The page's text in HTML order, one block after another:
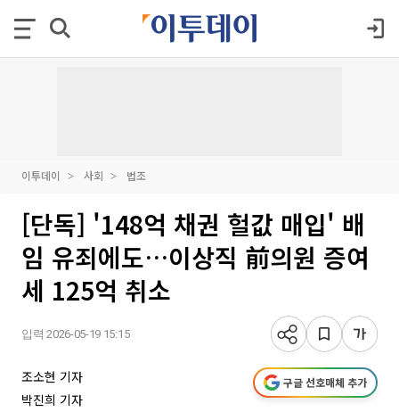
이투데이 사회 법조
[단독] '148억 채권 헐값 매입' 배
임 유죄에도…이상직 前의원 증여
세 125억 취소
입력 2026-05-19 15:15
조소현 기자
박진희 기자
구글 선호매체 추가